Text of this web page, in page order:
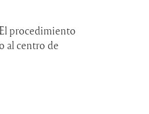
procedimiento
al centro de